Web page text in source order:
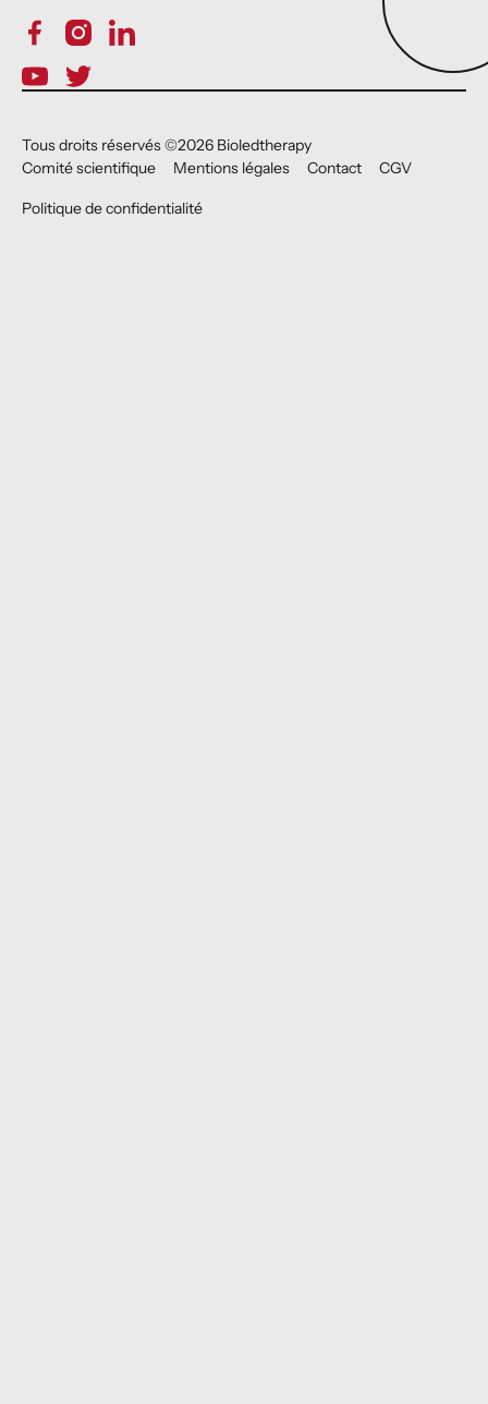
Tous droits réservés ©2026 Bioledtherapy
Comité scientifique
Mentions légales Contact CGV
Politique de confidentialité